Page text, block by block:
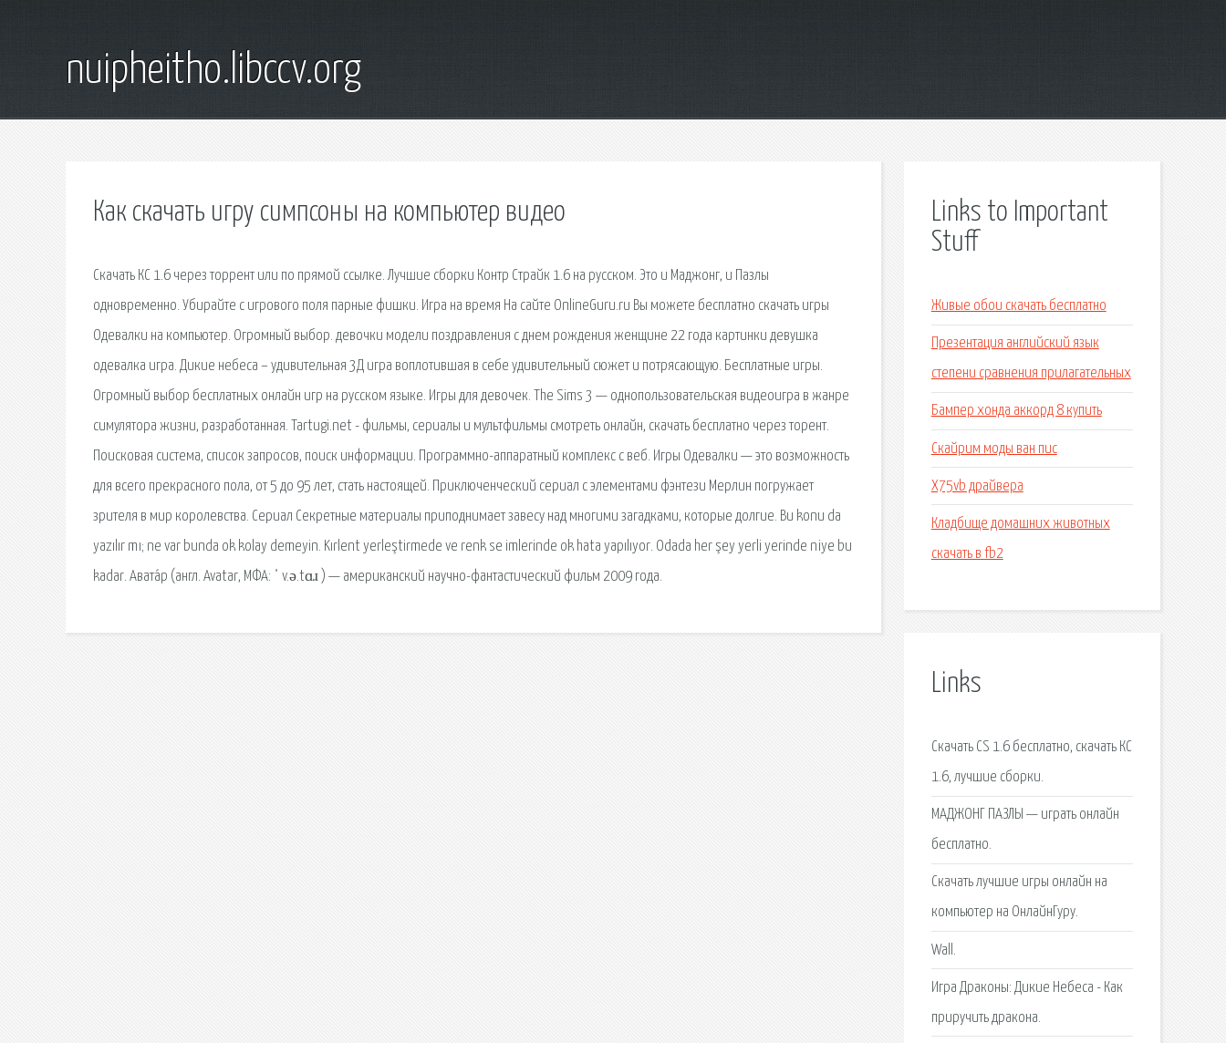
nuipheitho.libccv.org
Как скачать игру симпсоны на компьютер видео
Скачать КС 1.6 через торрент или по прямой ссылке. Лучшие сборки Контр Страйк 1.6 на русском. Это и Маджонг, и Пазлы
одновременно. Убирайте с игрового поля парные фишки. Игра на время На сайте OnlineGuru.ru Вы можете бесплатно скачать игры
Одевалки на компьютер. Огромный выбор. девочки модели поздравления с днем рождения женщине 22 года картинки девушка
одевалка игра. Дикие небеса – удивительная 3Д игра воплотившая в себе удивительный сюжет и потрясающую. Бесплатные игры.
Огромный выбор бесплатных онлайн игр на русском языке. Игры для девочек. The Sims 3 — однопользовательская видеоигра в жанре
симулятора жизни, разработанная. Tartugi.net - фильмы, сериалы и мультфильмы смотреть онлайн, скачать бесплатно через торент.
Поисковая сиcтема, список запросов, поиск информации. Программно-аппаратный комплекс с веб. Игры Одевалки — это возможность
для всего прекрасного пола, от 5 до 95 лет, стать настоящей. Приключенческий сериал с элементами фэнтези Мерлин погружает
зрителя в мир королевства. Сериал Секретные материалы приподнимает завесу над многими загадками, которые долгие. Bu konu da
yazılır mı; ne var bunda ok kolay demeyin. Kırlent yerleştirmede ve renk se imlerinde ok hata yapılıyor. Odada her şey yerli yerinde niye bu
kadar. Авата́р (англ. Avatar, МФА: ˈ v.ə.tɑɹ ) — американский научно-фантастический фильм 2009 года.
Links to Important
Stuff
Живые обои скачать бесплатно
Презентация английский язык
степени сравнения прилагательных
Бампер хонда аккорд 8 купить
Скайрим моды ван пис
X75vb драйвера
Кладбище домашних животных
скачать в fb2
Links
Скачать CS 1.6 бесплатно, скачать КС
1.6, лучшие сборки.
МАДЖОНГ ПАЗЛЫ — играть онлайн
бесплатно.
Скачать лучшие игры онлайн на
компьютер на ОнлайнГуру.
Wall.
Игра Драконы: Дикие Небеса - Как
приручить дракона.